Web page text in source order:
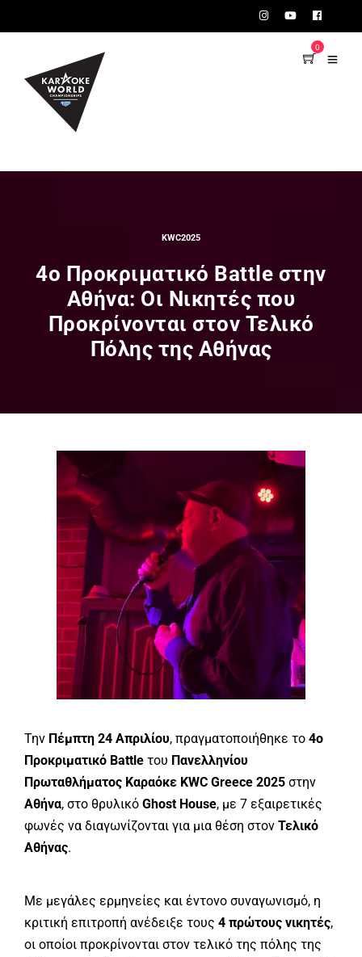
0
KWC2025
4ο Προκριματικό Battle στην
Αθήνα: Οι Νικητές που
Προκρίνονται στον Τελικό
Πόλης της Αθήνας
Την Πέμπτη 24 Απριλίου, πραγματοποιήθηκε το 4ο
Προκριματικό Battle του Πανελληνίου
Πρωταθλήματος Καραόκε KWC Greece 2025 στην
Αθήνα, στο θρυλικό Ghost House, με 7 εξαιρετικές
φωνές να διαγωνίζονται για μια θέση στον Τελικό
Αθήνας.
Με μεγάλες ερμηνείες και έντονο συναγωνισμό, η
κριτική επιτροπή ανέδειξε τους 4 πρώτους νικητές,
οι οποίοι προκρίνονται στον τελικό της πόλης της